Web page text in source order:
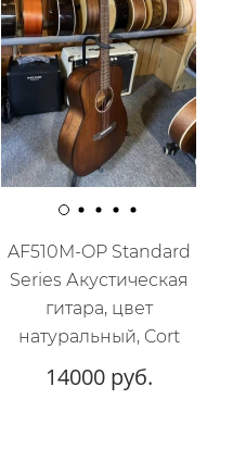
AF510M-OP Standard
Series Акустическая
гитара, цвет
натуральный, Cort
14000 руб.